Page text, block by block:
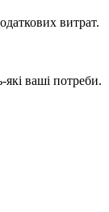
витрат.
ваші потреби.